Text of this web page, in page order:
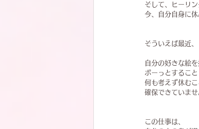
そして、ヒーリ
今、自分自身に
そういえば最近、
自分の好きな絵
ボーっとすること
何も考えず休む
確保できていませ
この仕事は、